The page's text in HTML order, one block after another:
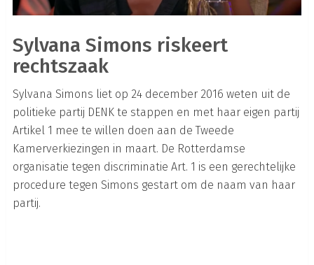
Sylvana Simons riskeert
rechtszaak
Sylvana Simons liet op 24 december 2016 weten uit de
politieke partij DENK te stappen en met haar eigen partij
Artikel 1 mee te willen doen aan de Tweede
Kamerverkiezingen in maart. De Rotterdamse
organisatie tegen discriminatie Art. 1 is een gerechtelijke
procedure tegen Simons gestart om de naam van haar
partij.